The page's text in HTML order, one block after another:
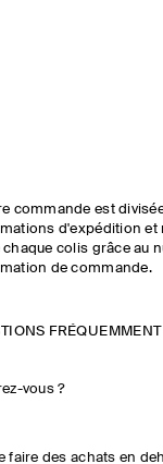
commande est
d'expédition et
chaque colis grâce au
de commande.
vous ?
faire des achats en